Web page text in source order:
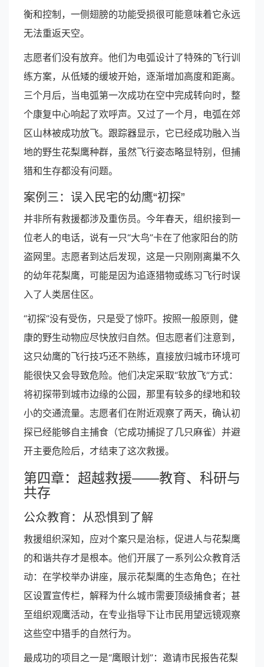
衡和控制，一侧翅膀的功能受损很可能意味着它永远
无法重返天空。
志愿者们没有放弃。他们为电弧设计了特殊的飞行训
练方案，从低矮的缓坡开始，逐渐增加高度和距离。
三个月后，当电弧第一次成功在空中完成转向时，整
个康复中心响起了欢呼声。又过了一个月，电弧在郊
区山林被成功放飞。跟踪器显示，它已经成功融入当
地的野生花梨鹰种群，虽然飞行姿态略显特别，但捕
猎和生存都没有问题。
案例三：误入民宅的幼鹰“初探”
并非所有救援都涉及重伤员。今年春天，组织接到一
位老人的电话，说有一只“大鸟”卡在了他家阳台的防
盗网里。志愿者到达后发现，这是一只刚刚离巢不久
的幼年花梨鹰，可能是因为追逐猎物或练习飞行时误
入了人类居住区。
“初探”没有受伤，只是受了惊吓。按照一般原则，健
康的野生动物应尽快放归自然。但志愿者们注意到，
这只幼鹰的飞行技巧还不熟练，直接放归城市环境可
能很快又会导致危险。他们决定采取“软放飞”方式：
将初探带到城市边缘的公园，那里有较多的绿地和较
小的交通流量。志愿者们在附近观察了两天，确认初
探已经能够自主捕食（它成功捕捉了几只麻雀）并避
开主要危险后，才结束了这次救援。
第四章：超越救援——教育、科研与
共存
公众教育：从恐惧到了解
救援组织深知，应对个案只是治标，促进人与花梨鹰
的和谐共存才是根本。他们开展了一系列公众教育活
动：在学校举办讲座，展示花梨鹰的生态角色；在社
区设置宣传栏，解释为什么城市需要顶级捕食者；甚
至组织观鹰活动，在专业指导下让市民用望远镜观察
这些空中猎手的自然行为。
最成功的项目之一是“鹰眼计划”：邀请市民报告花梨